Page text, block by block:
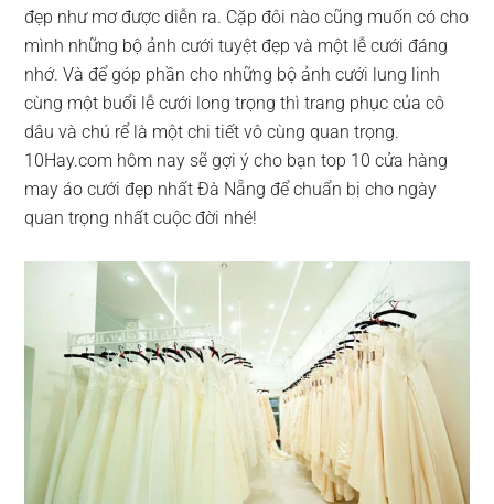
đẹp như mơ được diễn ra. Cặp đôi nào cũng muốn có cho
mình những bộ ảnh cưới tuyệt đẹp và một lễ cưới đáng
nhớ. Và để góp phần cho những bộ ảnh cưới lung linh
cùng một buổi lễ cưới long trọng thì trang phục của cô
dâu và chú rể là một chi tiết vô cùng quan trọng.
10Hay.com hôm nay sẽ gợi ý cho bạn top 10 cửa hàng
may áo cưới đẹp nhất Đà Nẵng để chuẩn bị cho ngày
quan trọng nhất cuộc đời nhé!